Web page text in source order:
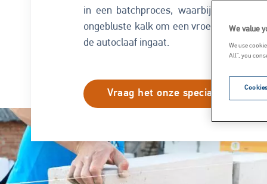
in een batchproces, waarbij de kalk
ongebluste kalk om een vroege 'groene'
de autoclaaf ingaat.
Vraag het onze specialisten
Image
We value
We use
All”, you